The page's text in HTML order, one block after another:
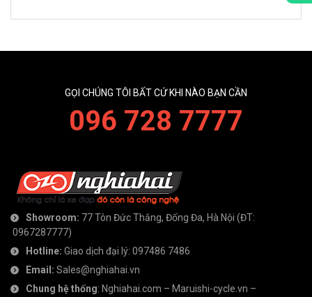
GỌI CHÚNG TÔI BẤT CỨ KHI NÀO BẠN CẦN
096 728 7777
Showroom: 77 Tôn Đức Thắng, Đống Đa, Hà Nội (ĐT:
0967287777)
Hotline: Giao dịch đại lý: 097486 7486
Email: Sales@nghiahai.vn
Chung hệ thống: Nghiahai.com – Maruishi-cycle.vn –